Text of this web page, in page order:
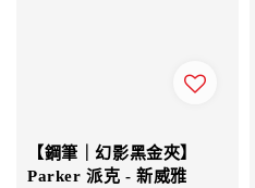
【鋼筆｜幻影黑金夾】
Parker 派克 - 新威雅